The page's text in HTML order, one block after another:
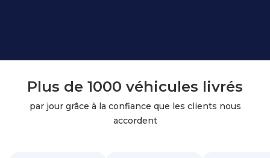
Plus de 1000 véhicules livrés
par jour grâce à la confiance que les clients nous
accordent